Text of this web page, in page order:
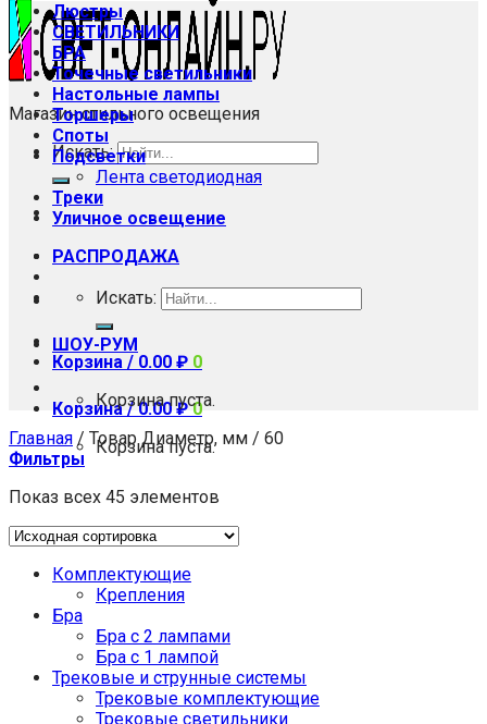
Магазин стильного освещения
Искать:
РАСПРОДАЖА
ШОУ-РУМ
Корзина /0.00₽ 0
Корзина пуста.
Люстры
СВЕТИЛЬНИКИ
БРА
Точечные светильники
Настольные лампы
Торшеры
Споты
Подсветки
Лента светодиодная
Треки
Уличное освещение
Искать:
Корзина / 0.00 ₽ 0
Корзина пуста.
Главная / Товар Диаметр, мм / 60
Фильтры
Показ всех 45 элементов
Комплектующие
Крепления
Бра
Бра с 2 лампами
Бра с 1 лампой
Трековые и струнные системы
Трековые комплектующие
Трековые светильники